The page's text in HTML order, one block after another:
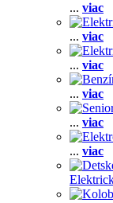
... viac
... viac
... viac
... viac
... viac
... viac